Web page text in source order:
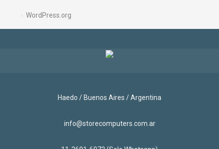
WordPress.org
Haedo / Buenos Aires / Argentina
info@storecomputers.com.ar